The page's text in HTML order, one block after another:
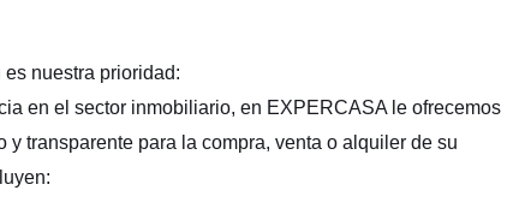
nuestra prioridad:
en el sector inmobiliario, en EXPERCASA le ofrecemos
transparente para la compra, venta o alquiler de su